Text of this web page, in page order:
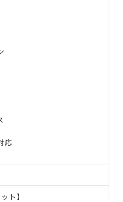
応
ト】